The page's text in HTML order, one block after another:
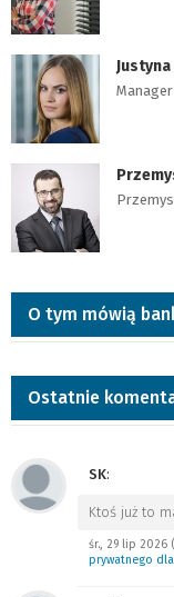
O tym mówią
Ostatnie
SK:
Ktoś już to
śr., 29 lip 2026
prywatnego